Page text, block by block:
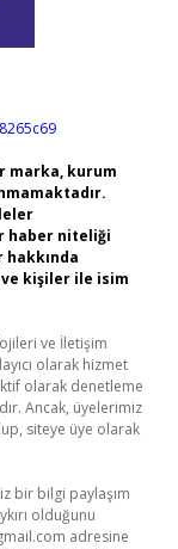
marka, kurum
haber niteliği
ve kişiler ile isim
ve İletişim
olarak hizmet
olarak denetleme
Ancak, üyelerimiz
siteye üye olarak
bir bilgi paylaşım
olduğunu
adresine